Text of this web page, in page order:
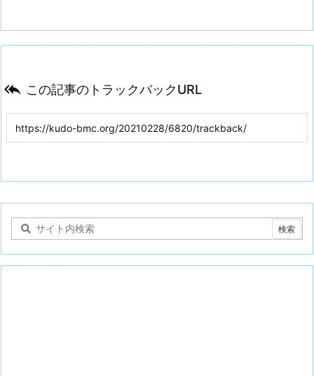
 この記事のトラックバックURL